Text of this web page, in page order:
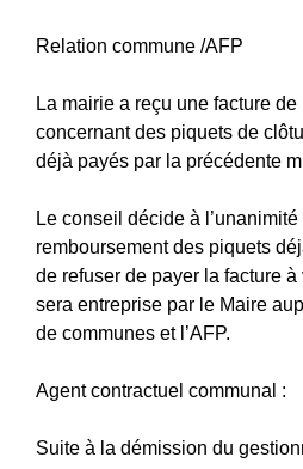
Relation commune /AFP
La mairie a reçu une facture
concernant des piquets de
déjà payés par la précédente
Le conseil décide à
remboursement des piquets
de refuser de payer la facture
sera entreprise par le Maire
de communes et l’AFP.
Agent contractuel communal :
Suite à la démission du